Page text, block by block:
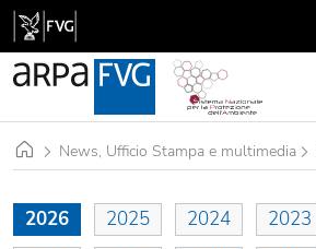
HomeNews, Ufficio Stampa e multimedia
2026 2025 2024 2023